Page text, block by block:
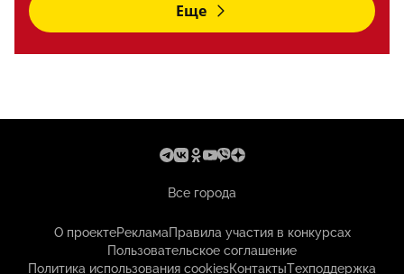
Еще
Все города
О проектеРекламаПравила участия в конкурсах
Пользовательское соглашение
Политика использования cookiesКонтактыТехподдержка